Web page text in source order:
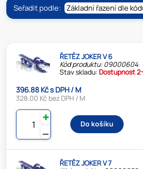
Seřadit podle:
ŘETĚZ JOKER V 6
Kód produktu: 09000604
Stav skladu: Dostupnost
396.88 Kč s DPH / M
328.00 Kč bez DPH / M
⚊
✚
Do košíku
ŘETĚZ JOKER V 7